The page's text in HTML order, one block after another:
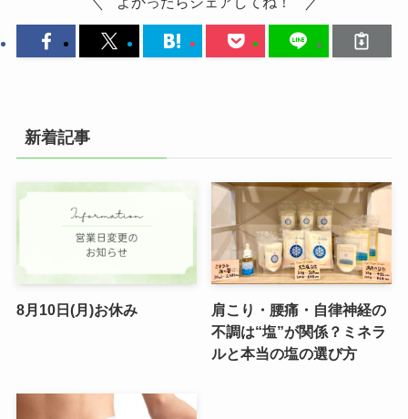
新着記事
8月10日(月)お休み
肩こり・腰痛・自律神経の
不調は“塩”が関係？ミネラ
ルと本当の塩の選び方